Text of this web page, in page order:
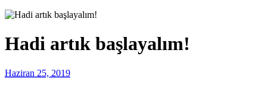
Hadi artık başlayalım!
Haziran 25, 2019